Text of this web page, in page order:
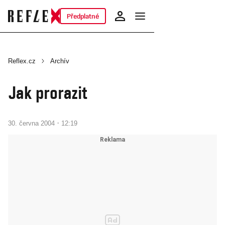
Předplatné
Reflex.cz Archív
Jak prorazit
30. června 2004 · 12:19